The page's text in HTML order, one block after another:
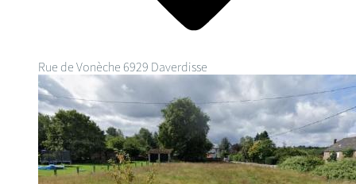
Rue de Vonèche 6929 Daverdisse